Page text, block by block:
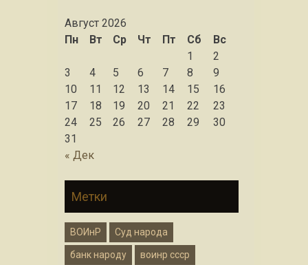
Август 2026
Пн
Вт Ср Чт Пт Сб Вс
« Дек
1
2
3
4 5 6 7 8
9
10
11 12 13 14 15
16
17
18 19 20 21 22
23
24
25 26 27 28 29
30
31
Метки
ВОИнР Суд народа
банк народу воинр ссср